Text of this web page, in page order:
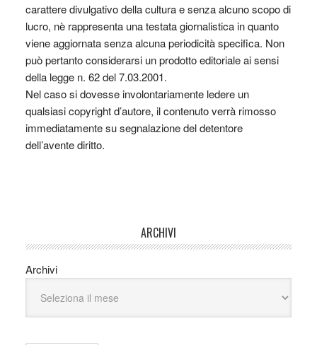
carattere divulgativo della cultura e senza alcuno scopo di
lucro, nè rappresenta una testata giornalistica in quanto
viene aggiornata senza alcuna periodicità specifica. Non
può pertanto considerarsi un prodotto editoriale ai sensi
della legge n. 62 del 7.03.2001.
Nel caso si dovesse involontariamente ledere un
qualsiasi copyright d’autore, il contenuto verrà rimosso
immediatamente su segnalazione del detentore
dell’avente diritto.
ARCHIVI
Archivi